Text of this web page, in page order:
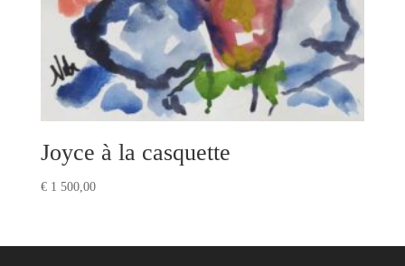
Joyce à la casquette
€1 500,00